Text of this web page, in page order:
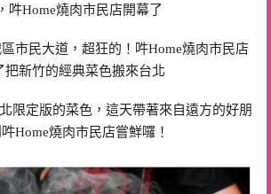
吽Home燒肉市民店開幕了
市民大道，超狂的！吽Home燒肉市民店
把新竹的經典菜色搬來台北
限定版的菜色，這天帶著來自遠方的好朋
Home燒肉市民店嘗鮮囉！